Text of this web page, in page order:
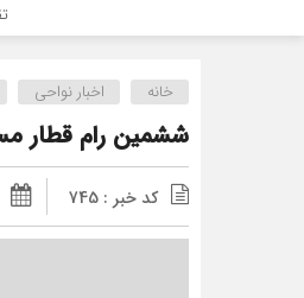
تقدیر
خانه اخبار نواحی
ششمين رام قطار
کد خبر : 745